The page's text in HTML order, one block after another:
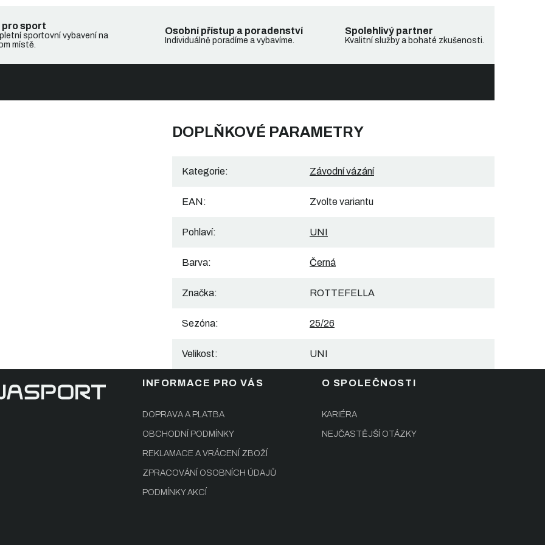
pro sport
sportovní vybavení na
místě.
Osobní přístup a poradenství
Individuálně poradíme a vybavíme.
Spolehlivý partner
Kvalitní služby a bohaté zkušenosti.
DOPLŇKOVÉ PARAMETRY
Kategorie: Závodní vázání
EAN: Zvolte variantu
Pohlaví: UNI
Barva: Černá
Značka: ROTTEFELLA
Sezóna: 25/26
Velikost: UNI
INFORMACE PRO VÁS
DOPRAVA A PLATBA
OBCHODNÍ PODMÍNKY
REKLAMACE A VRÁCENÍ ZBOŽÍ
ZPRACOVÁNÍ OSOBNÍCH ÚDAJŮ
PODMÍNKY AKCÍ
O SPOLEČNOSTI
KARIÉRA
NEJČASTĚJŠÍ OTÁZKY